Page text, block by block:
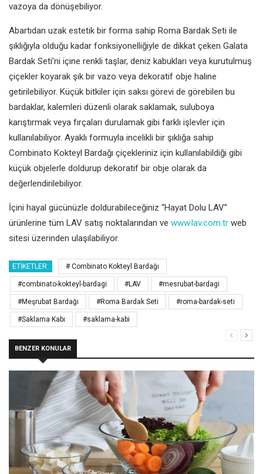
vazoya da dönüşebiliyor.
Abartıdan uzak estetik bir forma sahip Roma Bardak Seti ile
şıklığıyla olduğu kadar fonksiyonelliğiyle de dikkat çeken Galata
Bardak Seti’ni içine renkli taşlar, deniz kabukları veya kurutulmuş
çiçekler koyarak şık bir vazo veya dekoratif obje haline
getirilebiliyor. Küçük bitkiler için saksı görevi de görebilen bu
bardaklar, kalemleri düzenli olarak saklamak, suluboya
karıştırmak veya fırçaları durulamak gibi farklı işlevler için
kullanılabiliyor. Ayaklı formuyla incelikli bir şıklığa sahip
Combinato Kokteyl Bardağı çiçekleriniz için kullanılabildiği gibi
küçük objelerle doldurup dekoratif bir obje olarak da
değerlendirilebiliyor.
İçini hayal gücünüzle doldurabileceğiniz “Hayat Dolu LAV”
ürünlerine tüm LAV satış noktalarından ve www.lav.com.tr web
sitesi üzerinden ulaşılabiliyor.
ETIKETLER: # Combinato Kokteyl Bardağı
#combinato-kokteyl-bardagi #LAV #mesrubat-bardagi
#Meşrubat Bardağı #Roma Bardak Seti #roma-bardak-seti
#Saklama Kabı #saklama-kabi
BENZER KONULAR